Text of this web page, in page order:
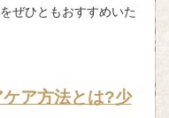
ぜひともおすすめいた
ア方法とは?少